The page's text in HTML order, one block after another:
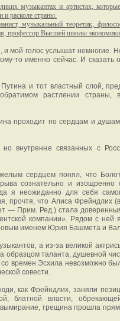
музыкантах и артистах,
расколе страны.
музыкальный теоретик,
профессор Высшей школы
мой голос услышат немногие.
то именно сейчас. И сказать
и тот властный слой,
растлении страны,
проходит по сердцам и
внутренне связанных с
сердцем понял, что
сознательно и изощренно
я неожиданно для себя
прочтя, что Алиса Фрейндлих
— Прим. Ред.) стала
компании». Рядом с
именем Юрия Башмета и
а из-за великой
образцом таланта, душевной
времен Эсхила невозможно
совести.
как Фрейндлих, заняли
блатной власти,
трещина прошла